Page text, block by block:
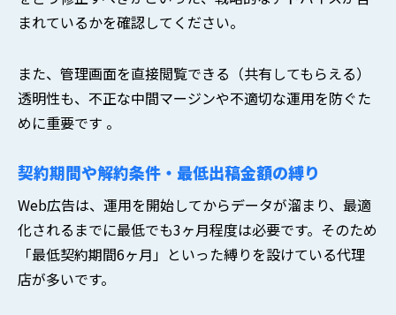
まれているかを確認してください。
また、管理画面を直接閲覧できる（共有してもらえる）
透明性も、不正な中間マージンや不適切な運用を防ぐた
めに重要です 。
契約期間や解約条件・最低出稿金額の縛り
Web広告は、運用を開始してからデータが溜まり、最適
化されるまでに最低でも3ヶ月程度は必要です。そのため
「最低契約期間6ヶ月」といった縛りを設けている代理
店が多いです。